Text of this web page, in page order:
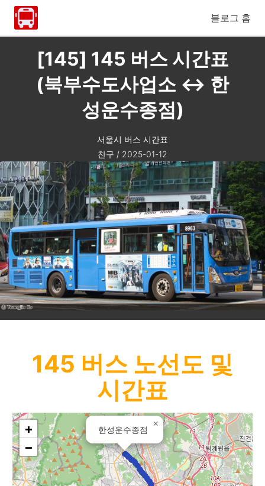
블로그 홈
[145] 145 버스 시간표
(북부수도사업소 ↔ 한
성운수종점)
서울시 버스 시간표
찬구 / 2025-01-12
145 버스 노선도 및
시간표
한성운수종점
×
+
−